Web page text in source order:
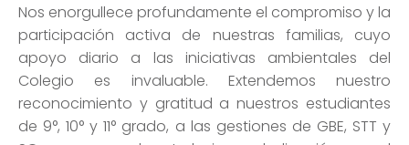
Nos enorgullece profundamente el compromiso y la
participación activa de nuestras familias, cuyo
apoyo diario a las iniciativas ambientales del
Colegio es invaluable. Extendemos nuestro
reconocimiento y gratitud a nuestros estudiantes
de 9°, 10° y 11° grado, a las gestiones de GBE, STT y